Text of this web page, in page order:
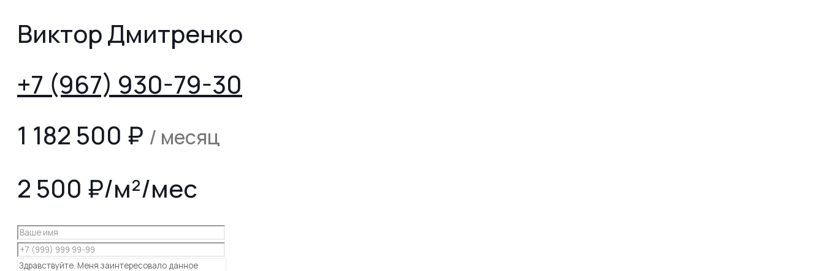
Виктор Дмитренко
+7 (967) 930-79-30
1 182 500 ₽ / месяц
2 500 ₽/м²/мес